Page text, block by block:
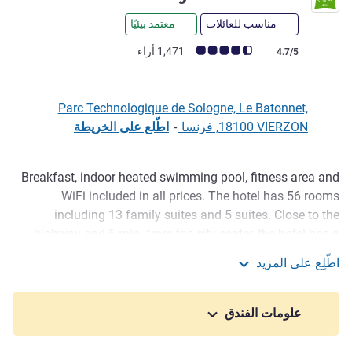
مناسب للعائلات معتمد بيئيًا
ملاحظة أراء العملاء (رأي ALL)
4.7/5 1,471 أراء
Parc Technologique de Sologne, Le Batonnet,
18100 VIERZON, فرنسا
- اطّلع على الخريطة
الوصف
Breakfast, indoor heated swimming pool, fitness area and
WiFi included in all prices. The hotel has 56 rooms
including 13 family suites and 5 suites. Close to the
contemporary Reuse design called Second Life, with
objects that have been repurposed. Ideal place for your
leisure or business stays. On-site dining at the bar or in the
اطّلِع على المزيد
علومات الفندق